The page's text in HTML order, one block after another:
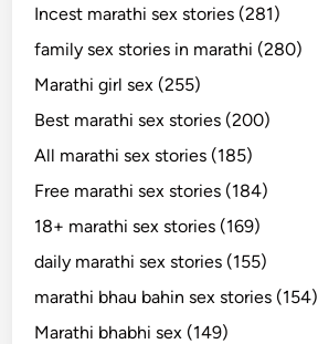
Incest marathi sex stories (281)
family sex stories in marathi (280)
Marathi girl sex (255)
Best marathi sex stories (200)
All marathi sex stories (185)
Free marathi sex stories (184)
18+ marathi sex stories (169)
daily marathi sex stories (155)
marathi bhau bahin sex stories (154)
Marathi bhabhi sex (149)